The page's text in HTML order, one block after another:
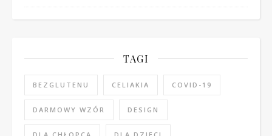
TAGI
BEZGLUTENU CELIAKIA COVID-19
DARMOWY WZÓR DESIGN